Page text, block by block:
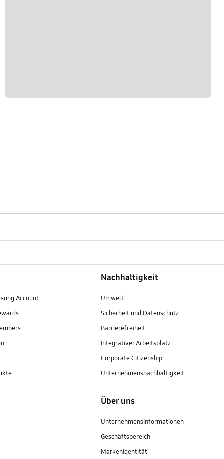
Account
Nachhaltigkeit
Umwelt
Sicherheit und Datenschutz
Barrierefreiheit
Integrativer Arbeitsplatz
Corporate Citizenship
Unternehmensnachhaltigkeit
Über uns
Unternehmensinformationen
Geschäftsbereich
Markenidentität